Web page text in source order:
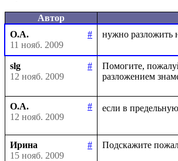
Автор
О.А.
#
11 нояб. 2009
slg
#
12 нояб. 2009
Помогите,
О.А.
#
12 нояб. 2009
если в
Ирина
#
15 нояб. 2009